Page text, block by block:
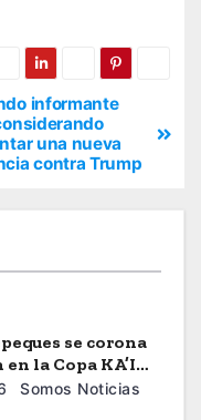
informante
una nueva
contra Trump
se corona
la Copa KA’I
Somos Noticias